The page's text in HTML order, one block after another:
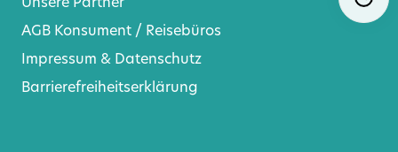
Unsere Partner
AGB Konsument / Reisebüros
Impressum & Datenschutz
Barrierefreiheitserklärung